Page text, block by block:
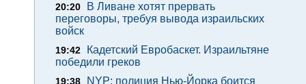
20:20
В Ливане хотят прервать
переговоры, требуя вывода израильских
войск
19:42
Кадетский Евробаскет. Израильтяне
победили греков
19:38
NYP: полиция Нью-Йорка боится